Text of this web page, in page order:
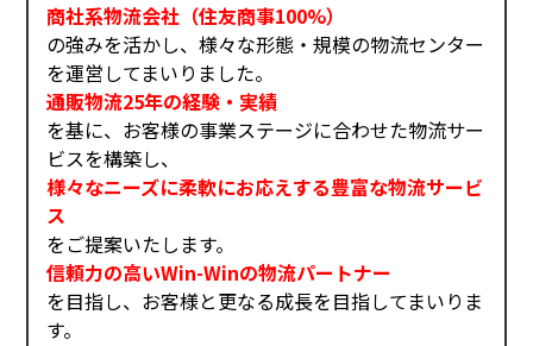
商社系物流会社（住友商事100%）
の強みを活かし、様々な形態・規模の物流センター
を運営してまいりました。
通販物流25年の経験・実績
を基に、お客様の事業ステージに合わせた物流サー
ビスを構築し、
様々なニーズに柔軟にお応えする豊富な物流サービ
ス
をご提案いたします。
信頼力の高いWin-Winの物流パートナー
を目指し、お客様と更なる成長を目指してまいりま
す。